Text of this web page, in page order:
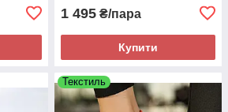
1 495 ₴/пара
Купити
Текстиль